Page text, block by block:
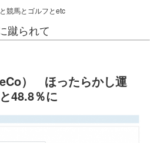
競馬とゴルフとetc
蹴られて
） ほったらかし運
48.8％に